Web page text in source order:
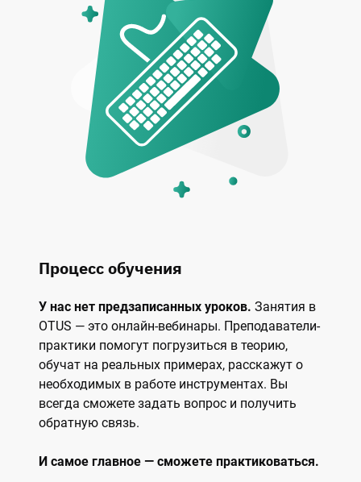
Процесс обучения
У нас нет предзаписанных уроков. Занятия в
OTUS — это онлайн-вебинары. Преподаватели-
практики помогут погрузиться в теорию,
обучат на реальных примерах, расскажут о
необходимых в работе инструментах. Вы
всегда сможете задать вопрос и получить
обратную связь.
И самое главное — сможете практиковаться.